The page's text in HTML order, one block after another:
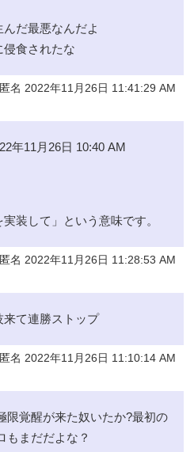
だ最悪なんだよ
食されたな
名 2022年11月26日 11:41:29 AM
年11月26日 10:40 AM
装して」という意味です。
名 2022年11月26日 11:28:53 AM
来て連勝ストップ
名 2022年11月26日 11:10:14 AM
限覚醒が来た奴いたか?最初の
もまだだよな？